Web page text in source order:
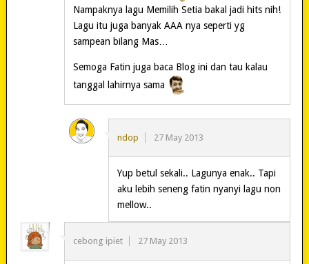
Nampaknya lagu Memilih Setia bakal jadi hits nih!
Lagu itu juga banyak AAA nya seperti yg
sampean bilang Mas…
Semoga Fatin juga baca Blog ini dan tau kalau
tanggal lahirnya sama
ndop 27 May 2013
Yup betul sekali.. Lagunya enak.. Tapi
aku lebih seneng fatin nyanyi lagu non
mellow..
cebong ipiet 27 May 2013